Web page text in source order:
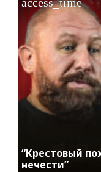
“Крестовый
нечести”